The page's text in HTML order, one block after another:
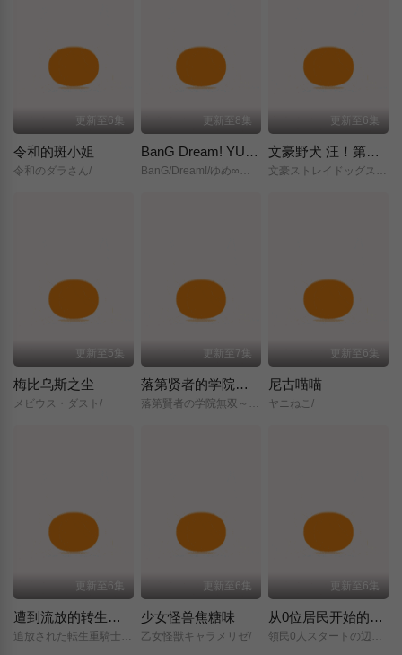
更新至6集
令和的斑小姐
令和のダラさん/
更新至8集
BanG Dream! YUME∞MITA
更新至6集
文豪野犬 汪！第二季
更新至5集
梅比乌斯之尘
メビウス・ダスト/
更新至7集
落第贤者的学院无双～第二次转生的S级开外挂魔术师冒险录～
落第賢者の学院無双～二度目の転生、Sランクチート魔術師冒険録～/
更新至6集
尼古喵喵
ヤニねこ/
更新至6集
遭到流放的转生重骑士凭借游戏知识大开无双
追放された転生重騎士はゲーム知識で無双する/
更新至6集
少女怪兽焦糖味
乙女怪獣キャラメリゼ/
更新至6集
从0位居民开始的边境领主大人
領民0人スタートの辺境領主様/